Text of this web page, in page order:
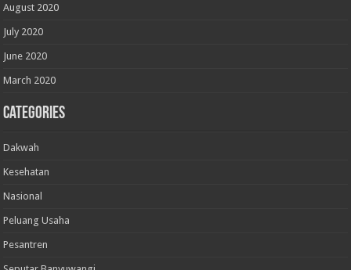
August 2020
July 2020
June 2020
March 2020
Categories
Dakwah
Kesehatan
Nasional
Peluang Usaha
Pesantren